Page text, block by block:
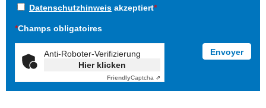
Datenschutzhinweis akzeptiert*
*Champs obligatoires
Anti-Roboter-Verifizierung
Hier klicken
FriendlyCaptcha ⇗